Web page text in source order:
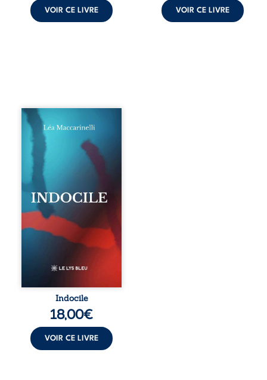
VOIR CE LIVRE VOIR CE LIVRE
Quatre parties.
Quatre refus.
Quatre visages
d’une existence en
friction. Entre les
silences qu’on ne
déchiffre pas, les
amours qu’on
dérange, les corps
qu’on administre
et les liens qu’on
sabote, cet
ouvrage parle à
vivent trop fort,
trop vrai, trop tôt.
traversée. Une
langue nue. Une
insurrection
déclaration
d’existence pour ...
Indocile
18,00€
VOIR CE LIVRE